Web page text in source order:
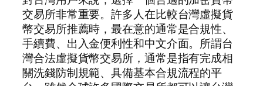
交易所非常重要。許多人在比較台灣虛擬貨
幣交易所推薦時，最在意的通常是合規性、
手續費、出入金便利性和中文介面。所謂台
灣合法虛擬貨幣交易所，通常是指有完成相
關洗錢防制規範、具備基本合規流程的平